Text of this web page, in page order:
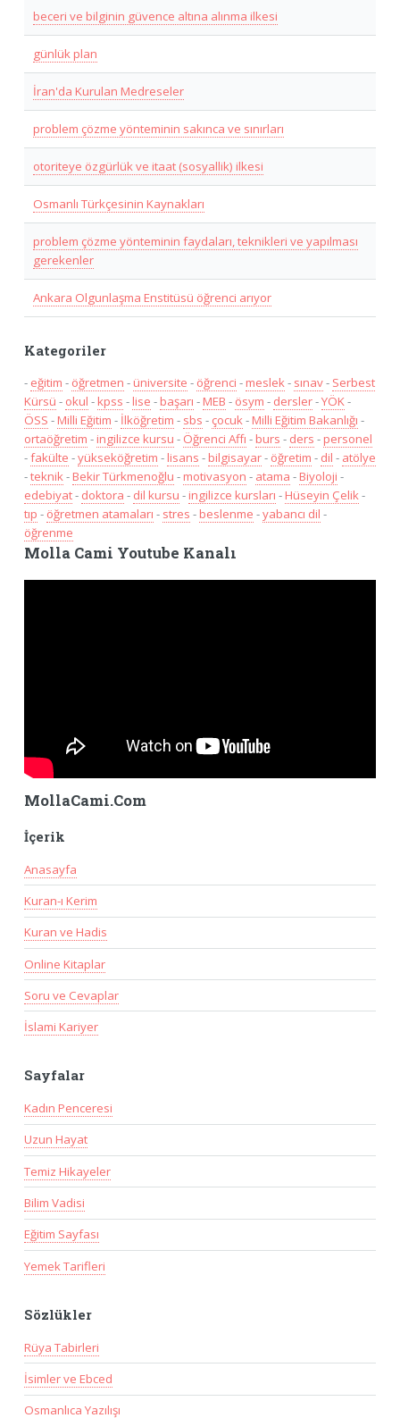
beceri ve bilginin güvence altına alınma ilkesi
günlük plan
İran'da Kurulan Medreseler
problem çözme yönteminin sakınca ve sınırları
otoriteye özgürlük ve itaat (sosyallik) ilkesi
Osmanlı Türkçesinin Kaynakları
problem çözme yönteminin faydaları, teknikleri ve yapılması
gerekenler
Ankara Olgunlaşma Enstitüsü öğrenci arıyor
Kategoriler
- eğitim - öğretmen -üniversite - öğrenci -meslek- sınav- Serbest
Kürsü - okul -kpss -lise -başarı -MEB - ösym - dersler-YÖK-
ÖSS -Milli Eğitim - İlköğretim - sbs - çocuk-Milli Eğitim Bakanlığı -
ortaöğretim -ingilizce kursu - Öğrenci Affı -burs - ders -personel
-fakülte -yükseköğretim -lisans -bilgisayar- öğretim - dil - atölye
-teknik-Bekir Türkmenoğlu -motivasyon - atama -Biyoloji -
edebiyat- doktora - dil kursu -ingilizce kursları -Hüseyin Çelik-
tıp - öğretmen atamaları - stres -beslenme -yabancı dil -
öğrenme
Molla Cami Youtube Kanalı
MollaCami.Com
İçerik
Anasayfa
Kuran-ı Kerim
Kuran ve Hadis
Online Kitaplar
Soru ve Cevaplar
İslami Kariyer
Sayfalar
Kadın Penceresi
Uzun Hayat
Temiz Hikayeler
Bilim Vadisi
Eğitim Sayfası
Yemek Tarifleri
Sözlükler
Rüya Tabirleri
İsimler ve Ebced
Osmanlıca Yazılışı